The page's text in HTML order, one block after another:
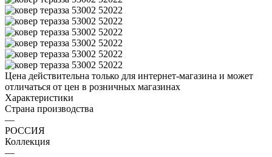
Цена действительна только для интернет-магазина и может
отличаться от цен в розничных магазинах
Характеристики
Страна производства
—
РОССИЯ
Коллекция
—